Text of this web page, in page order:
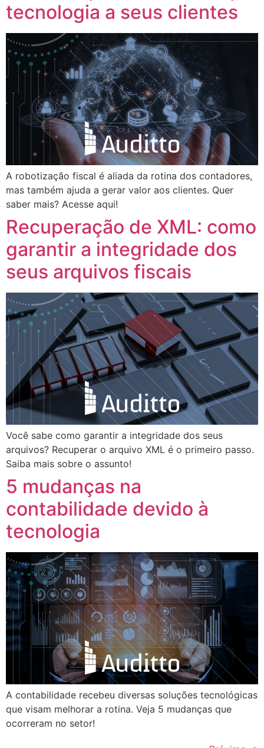
tecnologia a seus clientes
A robotização fiscal é aliada da rotina dos contadores,
mas também ajuda a gerar valor aos clientes. Quer
saber mais? Acesse aqui!
Recuperação de XML: como
garantir a integridade dos
seus arquivos fiscais
Você sabe como garantir a integridade dos seus
arquivos? Recuperar o arquivo XML é o primeiro passo.
Saiba mais sobre o assunto!
5 mudanças na
contabilidade devido à
tecnologia
A contabilidade recebeu diversas soluções tecnológicas
que visam melhorar a rotina. Veja 5 mudanças que
ocorreram no setor!